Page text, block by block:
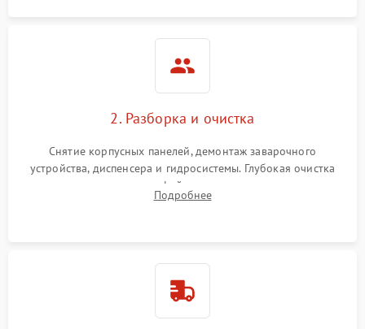
2. Разборка и очистка
Снятие корпусных панелей, демонтаж заварочного
устройства, диспенсера и гидросистемы. Глубокая очистка
внутренних узлов от кофейных масел, жмыха и накипи.
Промывка дренажных каналов и фильтров с использованием
Подробнее